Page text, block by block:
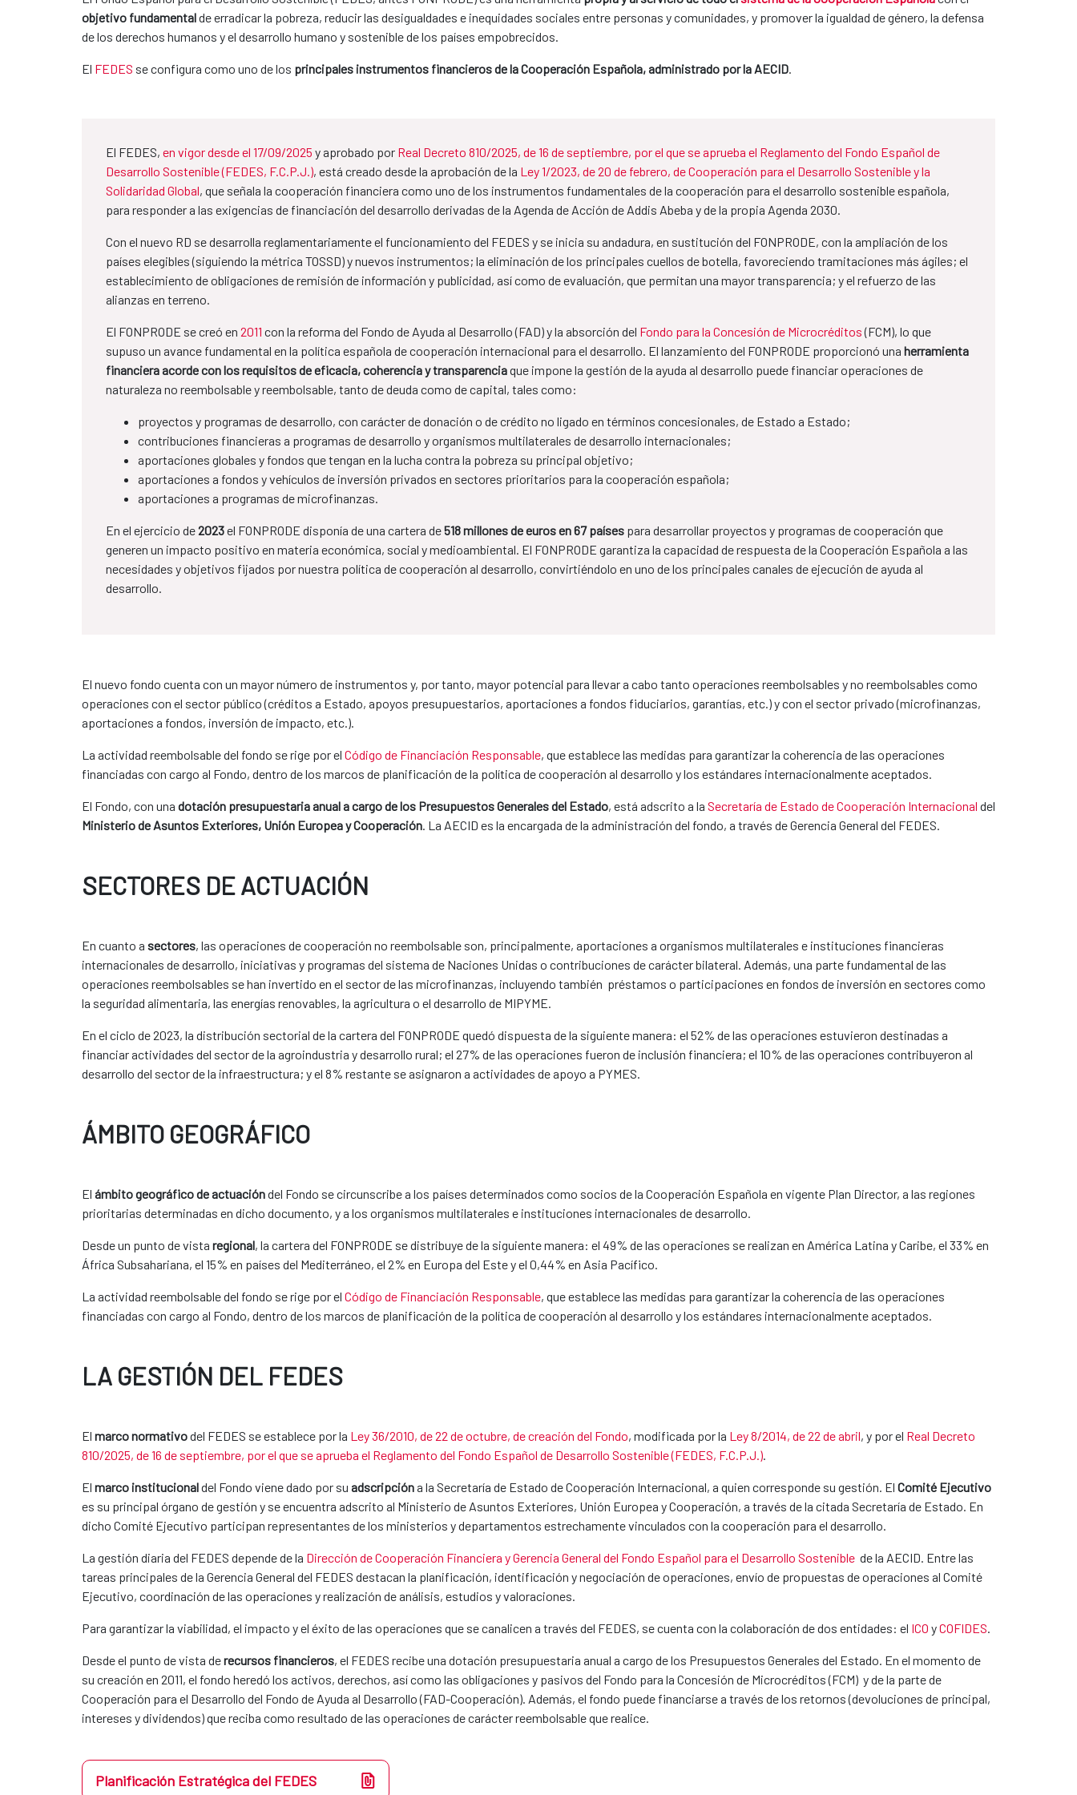
objetivo fundamentalde erradicar la pobreza, reducir las desigualdades e inequidades sociales entre personas y comunidades, y promover la igualdad de género, la defensa
de los derechos humanos y el desarrollo humano y sostenible de los países empobrecidos.
El FEDES se configura como uno de los principales instrumentos financieros de la Cooperación Española, administrado por la AECID
El FEDES, en vigor desde el 17/09/2025 y aprobado por Real Decreto 810/2025, de 16 de septiembre, por el que se aprueba el Reglamento del Fondo Español de
Desarrollo Sostenible (FEDES, F.C.P.J.), está creado desde la aprobación de la Ley 1/2023, de 20 de febrero, de Cooperación para el Desarrollo Sostenible y la
Solidaridad Global, que señala la cooperación financiera como uno de los instrumentos fundamentales de la cooperación para el desarrollo sostenible española,
para responder a las exigencias de financiación del desarrollo derivadas de la Agenda de Acción de Addis Abeba y de la propia Agenda 2030.
Con el nuevo RD se desarrolla reglamentariamente el funcionamiento del FEDES y se inicia su andadura, en sustitución del FONPRODE, con la ampliación de los
países elegibles (siguiendo la métrica TOSSD) y nuevos instrumentos; la eliminación de los principales cuellos de botella, favoreciendo tramitaciones más ágiles; el
establecimiento de obligaciones de remisión de información y publicidad, así como de evaluación, que permitan una mayor transparencia; y el refuerzo de las
alianzas en terreno.
El FONPRODE se creó en 2011 con la reforma del Fondo de Ayuda al Desarrollo (FAD) y la absorción del Fondo para la Concesión de Microcréditos(FCM), lo que
supuso un avance fundamental en la política española de cooperación internacional para el desarrollo. El lanzamiento del FONPRODE proporcionó una herramienta
financiera acorde con los requisitos de eficacia, coherencia y transparenciaque impone la gestión de la ayuda al desarrollo puede financiar operaciones de
naturaleza no reembolsable y reembolsable, tanto de deuda como de capital, tales como:
proyectos y programas de desarrollo, con carácter de donación o de crédito no ligado en términos concesionales, de Estado a Estado​;
contribuciones financieras a programas de desarrollo y organismos multilaterales de desarrollo internacionales;
aportaciones globales y fondos que tengan en la lucha contra la pobreza su principal objetivo;
aportaciones a fondos y vehículos de inversión privados en sectores prioritarios para la cooperación española;
aportaciones a programas de microfinanzas.
En el ejercicio de2023el FONPRODE disponía de una cartera de518 millones de euros en 67 países para desarrollar proyectos y programas de cooperación que
generen un impacto positivo en materia económica, social y medioambiental. El FONPRODE garantiza la capacidad de respuesta de la Cooperación Española a las
necesidades y objetivos fijados por nuestra política de cooperación al desarrollo, convirtiéndolo en uno de los principales canales de ejecución de ayuda al
desarrollo.
El nuevo fondo cuenta con un mayor número de instrumentos y, por tanto, mayor potencial para llevar a cabo tanto operaciones reembolsables y no reembolsables como
operaciones con el sector público (créditos a Estado, apoyos presupuestarios, aportaciones a fondos fiduciarios, garantías, etc.) y con el sector privado (microfinanzas,
aportaciones a fondos, inversión de impacto, etc.).
​La actividad reembolsable del fondo se rige por el Código de Financiación Responsable, que establece las medidas para garantizar la coherencia de las operaciones
financiadas con cargo al Fondo, dentro de los marcos de planificación de la política de cooperación al desarrollo y los estándares internacionalmente aceptados.
El Fondo, con una dotación presupuestaria anual a cargo de los Presupuestos Generales del Estado, está adscrito a la Secretaría de Estado de Cooperación Internacional del
Ministerio de Asuntos Exteriores, Unión Europea y Cooperación . La AECID es la encargada de la administración del fondo, a través de Gerencia General del FEDES.
SECTORES DE ACTUACIÓN
En cuanto a sectores, las operaciones de cooperación no reembolsable son, principalmente, aportaciones a organismos multilaterales e instituciones financieras
internacionales de desarrollo, iniciativas y programas del sistema de Naciones Unidas o contribuciones de carácter bilateral. Además, una parte fundamental de las
operaciones reembolsables se han invertido en el sector de las microfinanzas, incluyendo también préstamos o participaciones en fondos de inversión en sectores como
la seguridad alimentaria, las energías renovables, la agricultura o el desarrollo de MIPYME.
En el ciclo de 2023, la distribución sectorial de la cartera del FONPRODE quedó dispuesta de la siguiente manera: el 52% de las operaciones estuvieron destinadas a
financiar actividades del sector de la agroindustria y desarrollo rural; el 27% de las operaciones fueron de inclusión financiera; el 10% de las operaciones contribuyeron al
desarrollo del sector de la infraestructura; y el 8% restante se asignaron a actividades de apoyo a PYMES.
ÁMBITO GEOGRÁFICO
El ámbito geográfico de actuacióndel Fondo se circunscribe a los países determinados como socios de la Cooperación Española en vigente Plan Director, a las regiones
prioritarias determinadas en dicho documento, y a los organismos multilaterales e instituciones internacionales de desarrollo.
Desde un punto de vista regional, la cartera del FONPRODE se distribuye de la siguiente manera: el 49% de las operaciones se realizan en América Latina y Caribe, el 33% en
África Subsahariana, el 15% en países del Mediterráneo, el 2% en Europa del Este y el 0,44% en Asia Pacífico.
La actividad reembolsable del fondo se rige por el Código de Financiación Responsable, que establece las medidas para garantizar la coherencia de las operaciones
financiadas con cargo al Fondo, dentro de los marcos de planificación de la política de cooperación al desarrollo y los estándares internacionalmente aceptados.
LA GESTIÓN DEL FEDES
El marco normativodel FEDES se establece por la Ley 36/2010, de 22 de octubre, de creación del Fondo, modificada por la Ley 8/2014, de 22 de abril​, y por el Real Decreto
810/2025, de 16 de septiembre, por el que se aprueba el Reglamento del Fondo Español de Desarrollo Sostenible (FEDES, F.C.P.J.)
El marco institucionaldel Fondo viene dado por su adscripcióna la Secretaría de Estado de Cooperación Internacional, a quien corresponde su gestión. El Comité Ejecutivo
es su principal órgano de gestión y se encuentra adscrito al Ministerio de Asuntos Exteriores, Unión Europea y Cooperación, a través de la citada Secretaría de Estado. En
dicho Comité Ejecutivo participan representantes de los ministerios y departamentos estrechamente vinculados con la cooperación para el desarrollo.
La gestión diaria del FEDES depende de la Dirección de Cooperación Financiera y Gerencia General del Fondo Español para el Desarrollo Sostenible de la AECID. Entre las
tareas principales de la Gerencia General del FEDES destacan la planificación, identificación y negociación de operaciones, envío de propuestas de operaciones al Comité
Ejecutivo, coordinación de las operaciones y realización de análisis, estudios y valoraciones.
Para garantizar la viabilidad, el impacto y el éxito de las operaciones que se canalicen a través del FEDES, se cuenta con la colaboración de dos entidades: el ICO yCOFIDES
Desde el punto de vista derecursos financieros, el FEDES recibe una dotación presupuestaria anual a cargo de los Presupuestos Generales del Estado. En el momento de
su creación en 2011, el fondo heredó los activos, derechos, así como las obligaciones y pasivos del Fondo para la Concesión de Microcréditos (FCM) y de la parte de
Cooperación para el Desarrollo del Fondo de Ayuda al Desarrollo (FAD-Cooperación). Además, el fondo puede financiarse a través de los retornos (devoluciones de principal,
intereses y dividendos) que reciba como resultado de las operaciones de carácter reembolsable que realice.
Planificación Estratégica del FEDES